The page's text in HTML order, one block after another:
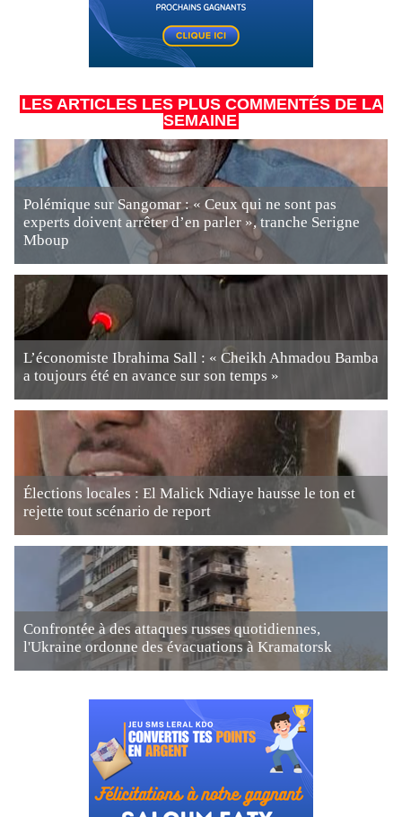
LES ARTICLES LES PLUS COMMENTÉS DE LA
SEMAINE
Polémique sur Sangomar : « Ceux qui ne sont pas
experts doivent arrêter d’en parler », tranche Serigne
Mboup
L’économiste Ibrahima Sall : « Cheikh Ahmadou Bamba
a toujours été en avance sur son temps »
Élections locales : El Malick Ndiaye hausse le ton et
rejette tout scénario de report
Confrontée à des attaques russes quotidiennes,
l'Ukraine ordonne des évacuations à Kramatorsk